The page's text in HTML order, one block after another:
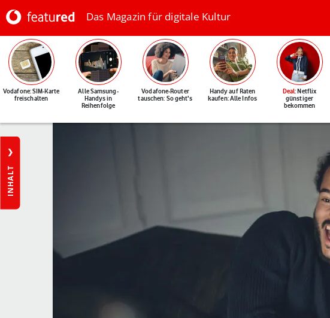
Das Magazin für digitale Kultur
Vodafone: SIM-Karte
freischalten
Alle Samsung-
Handys in
Reihenfolge
Vodafone-Router
tauschen: So geht's
Handy auf Raten
kaufen: Alle Infos
Deal: Netflix
günstiger
bekommen
INHALT